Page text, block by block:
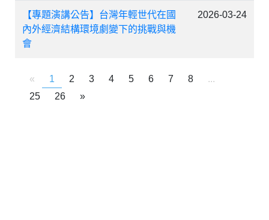
【專題演講公告】台灣年輕世代在國
內外經濟結構環境劇變下的挑戰與機
會
2026-03-24
« 1 2 3 4 5 6 7 8
...
25
26 »